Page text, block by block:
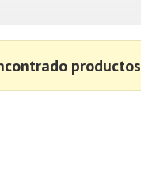
productos